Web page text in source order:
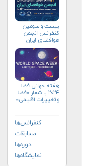
بیست و سومین
کنفرانس انجمن
هوافضای ايران
هفته جهانی فضا
۲۰۲۴ با شعار «فضا
و تغییرات اقلیمی»
کنفرانس‌ها
مسابقات
دوره‌ها
نمایشگاه‌ها